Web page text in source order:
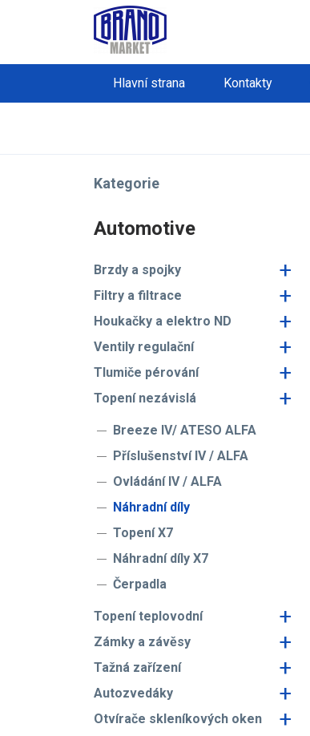
Hlavní strana Kontakty
Kategorie
Automotive
Brzdy a spojky +
Filtry a filtrace +
Houkačky a elektro ND +
Ventily regulační +
Tlumiče pérování +
Topení nezávislá +
Breeze IV/ ATESO ALFA
Příslušenství IV / ALFA
Ovládání IV / ALFA
Náhradní díly
Topení X7
Náhradní díly X7
Čerpadla
Topení teplovodní +
Zámky a závěsy +
Tažná zařízení +
Autozvedáky +
Otvírače skleníkových oken +